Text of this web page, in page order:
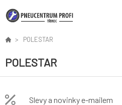
POLESTAR
POLESTAR
Slevy a novinky e-mailem